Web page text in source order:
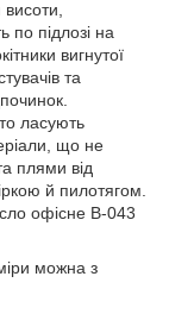
по підлозі на
вигнутої
та
ласують
що не
плями від
й пилотягом.
офісне B-043
можна з